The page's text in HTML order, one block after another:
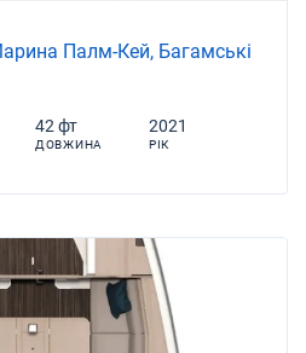
Палм-Кей, Багамські
42 фт
ДОВЖИНА
2021
РІК